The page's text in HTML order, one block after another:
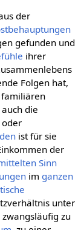
der
gefunden und
ihrer
Folgen hat,
die
ist für sie
der
Sinn
im ganzen
unter
zu